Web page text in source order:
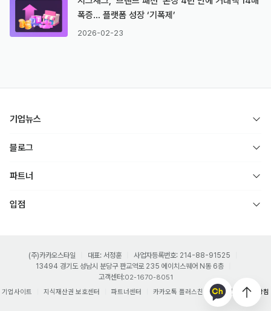
폭증… 플랫폼 성장 ‘기폭제’
2026-02-23
기업뉴스
블로그
파트너
입점
(주)카카오스타일 대표: 서정훈
사업자등록번호: 214-88-91525
13494 경기도 성남시 분당구 판교역로 235 에이치스퀘어 N동 6층
고객센터:02-1670-8051
기업사이트
지식재산권 보호센터 파트너센터 카카오톡 플러스친구 개인정보처리방침